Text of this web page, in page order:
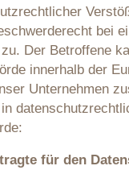
bei
Der Betroffene
innerhalb der
Unternehmen
für den